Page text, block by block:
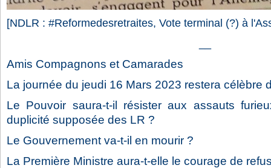
[NDLR : #Reformedesretraites, Vote terminal (?) à
Amis Compagnons et Camarades
La journée du jeudi 16 Mars 2023 restera célèbre
Le Pouvoir saura-t-il résister aux assauts
duplicité supposée des LR ?
Le Gouvernement va-t-il en mourir ?
La Première Ministre aura-t-elle le courage de